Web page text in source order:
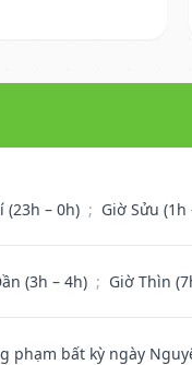
(23h – 0h) ; Giờ Sửu (1h
(3h – 4h) ; Giờ Thìn
phạm bất kỳ ngày